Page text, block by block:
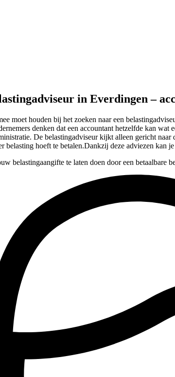
in Everdingen –
moet houden bij het zoeken naar een
denken dat een accountant hetzelfde kan
De belastingadviseur kijkt alleen gericht
belasting hoeft te betalen.Dankzij deze adviezen
belastingaangifte te laten doen door een betaalbare